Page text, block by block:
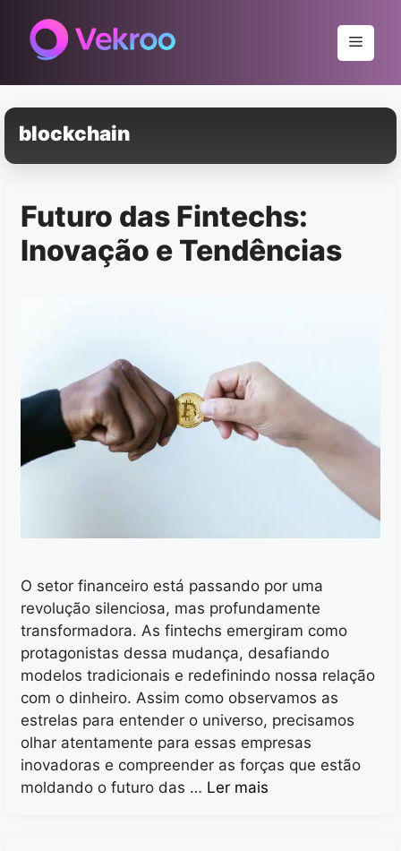
para
Menu
blockchain
Futuro das Fintechs:
Inovação e Tendências
O setor financeiro está passando por uma
revolução silenciosa, mas profundamente
transformadora. As fintechs emergiram como
protagonistas dessa mudança, desafiando
modelos tradicionais e redefinindo nossa relação
com o dinheiro. Assim como observamos as
estrelas para entender o universo, precisamos
olhar atentamente para essas empresas
inovadoras e compreender as forças que estão
moldando o futuro das … Ler mais